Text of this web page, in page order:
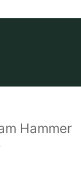
Hammer